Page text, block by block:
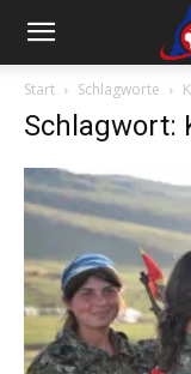
Start Schlagworte
Schlagwort: